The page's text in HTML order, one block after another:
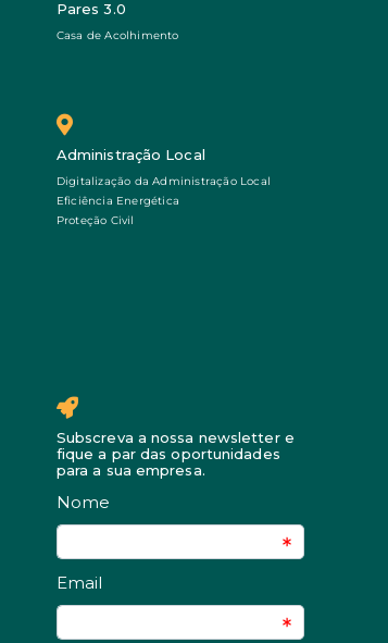
Pares 3.0
Casa de Acolhimento
Administração Local
Digitalização da Administração Local
Eficiência Energética
Proteção Civil
Subscreva a nossa newsletter e
fique a par das oportunidades
para a sua empresa.